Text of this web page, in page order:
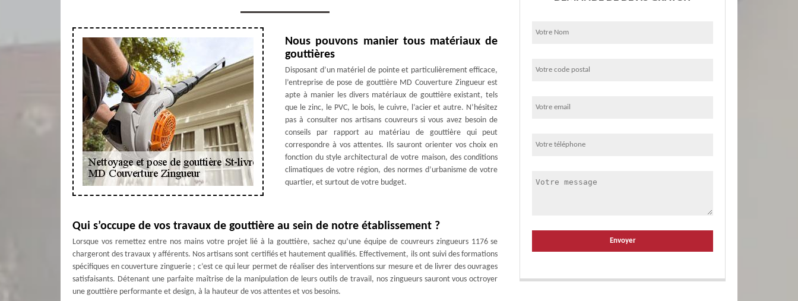
Nous pouvons manier tous matériaux de
gouttières
Disposant d’un matériel de pointe et particulièrement efficace,
l’entreprise de pose de gouttière MD Couverture Zingueur est
apte à manier les divers matériaux de gouttière existant, tels
que le zinc, le PVC, le bois, le cuivre, l’acier et autre. N’hésitez
pas à consulter nos artisans couvreurs si vous avez besoin de
conseils par rapport au matériau de gouttière qui peut
correspondre à vos attentes. Ils sauront orienter vos choix en
fonction du style architectural de votre maison, des conditions
climatiques de votre région, des normes d’urbanisme de votre
quartier, et surtout de votre budget.
Qui s’occupe de vos travaux de gouttière au sein de notre établissement ?
Lorsque vos remettez entre nos mains votre projet lié à la gouttière, sachez qu’une équipe de couvreurs zingueurs 1176 se
chargeront des travaux y afférents. Nos artisans sont certifiés et hautement qualifiés. Effectivement, ils ont suivi des formations
spécifiques en couverture zinguerie ; c’est ce qui leur permet de réaliser des interventions sur mesure et de livrer des ouvrages
satisfaisants. Détenant une parfaite maîtrise de la manipulation de leurs outils de travail, nos zingueurs sauront vous octroyer
une gouttière performante et design, à la hauteur de vos attentes et vos besoins.